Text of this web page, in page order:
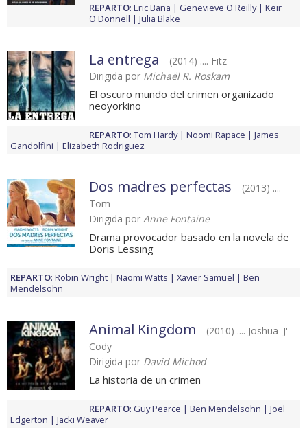
REPARTO: Eric Bana Genevieve O'Reilly
Keir
O'Donnell
Julia Blake
La entrega
(2014) .... Fitz
Dirigida por Michaël R. Roskam
El oscuro mundo del crimen organizado
neoyorkino
REPARTO: Tom Hardy Noomi Rapace
James
Gandolfini
Elizabeth Rodriguez
Dos madres perfectas
(2013) ....
Tom
Dirigida por Anne Fontaine
Drama provocador basado en la novela de
Doris Lessing
REPARTO: Robin Wright Naomi Watts Xavier Samuel
Ben
Mendelsohn
Animal Kingdom
(2010) .... Joshua 'J'
Cody
Dirigida por David Michod
La historia de un crimen
REPARTO: Guy Pearce Ben Mendelsohn
Joel
Edgerton
Jacki Weaver